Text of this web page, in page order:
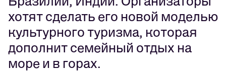
хотят сделать его новой моделью
культурного туризма, которая
дополнит семейный отдых на
море и в горах.